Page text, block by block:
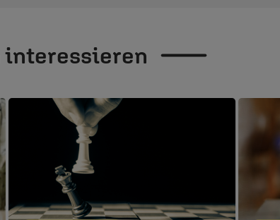
interessieren